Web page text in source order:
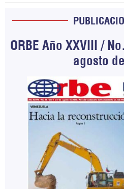
ORBE Año XXVIII /
agosto